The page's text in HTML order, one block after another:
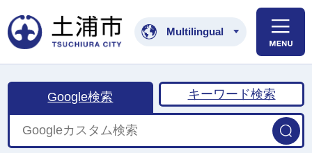
土浦市公式ホームペ
Multilingual
Google検索 キーワード検索